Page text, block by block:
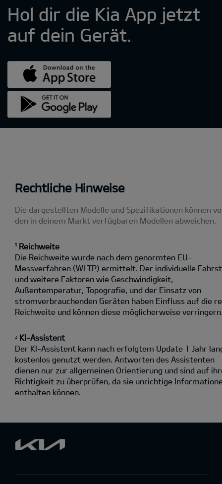
Rechtliche Hinweise
Die dargestellten Modelle und Spezifikationen können
den in deinem Markt verfügbaren Modellen abweichen.
¹ Reichweite
Die Reichweite wurde nach dem genormten EU-
Messverfahren (WLTP) ermittelt. Der individuelle
und weitere Faktoren wie Geschwindigkeit,
Außentemperatur, Topografie‚ und der Einsatz von
stromverbrauchenden Geräten haben Einfluss auf die
Reichweite und können diese möglicherweise
2 KI-Assistent
Der KI-Assistent kann nach erfolgtem Update 1 Jahr
kostenlos genutzt werden. Antworten des Assistenten
dienen nur zur allgemeinen Orientierung und sind auf
Richtigkeit zu überprüfen, da sie unrichtige
enthalten können.